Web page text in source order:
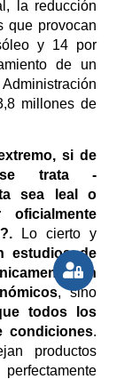
la reducción
que provocan
y 14 por
de un
millones de
si de
se trata -
sea leal o
Lo cierto y
estudios de
en
, sino
todos los
condiciones.
productos